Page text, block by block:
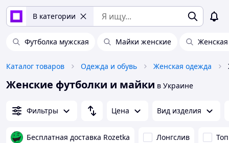
В категории
Футболка мужская Майки женские Женская
Каталог товаров Одежда и обувь Женская одежда
Женские футболки и майки в Украине
Фильтры Цена Вид изделия
Бесплатная доставка Rozetka Лонгслив Топ